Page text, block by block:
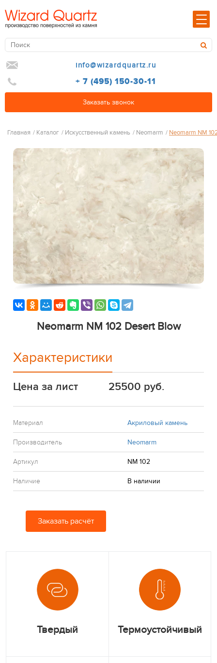
info@wizardquartz.ru
+ 7 (495) 150-30-11
Заказать звонок
Главная / Каталог / Искусственный камень / Neomarm / Neomarm NM
Neomarm NM 102 Desert Blow
Характеристики
Цена за лист 25500 руб.
Материал Акриловый камень
Производитель Neomarm
Артикул NM 102
Наличие В наличии
Заказать расчёт
Твердый Термоустойчивый